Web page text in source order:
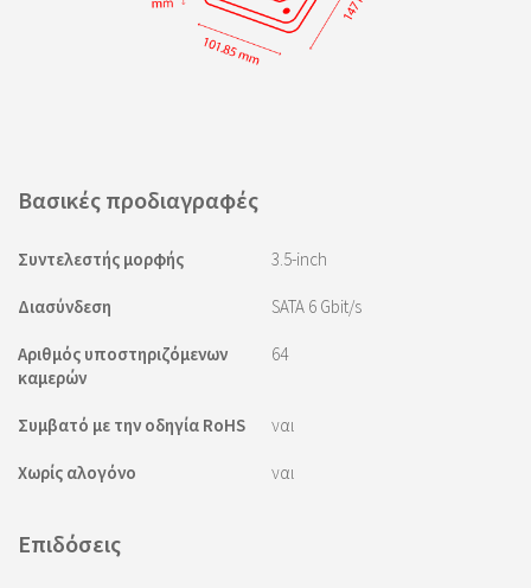
Βασικές προδιαγραφές
Συντελεστής μορφής 3.5-inch
Διασύνδεση SATA 6 Gbit/s
Αριθμός υποστηριζόμενων
καμερών
64
Συμβατό με την οδηγία RoHS ναι
Χωρίς αλογόνο ναι
Επιδόσεις